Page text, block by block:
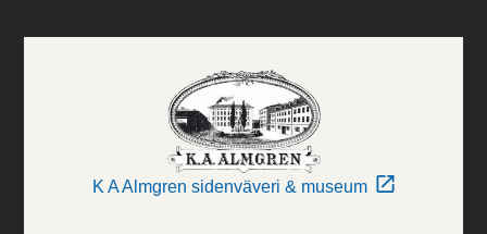
K A Almgren sidenväveri & museum